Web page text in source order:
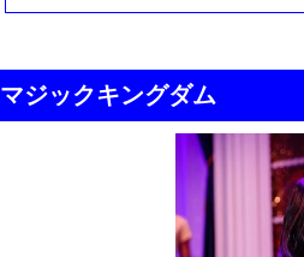
マジックキングダム